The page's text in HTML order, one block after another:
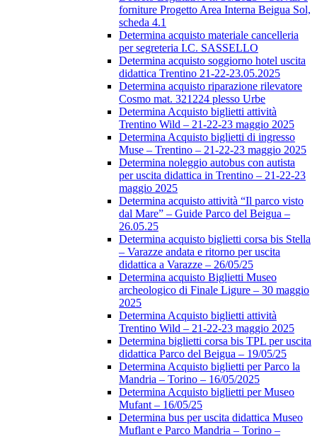
forniture Progetto Area Interna Beigua Sol,
scheda 4.1
Determina acquisto materiale cancelleria
per segreteria I.C. SASSELLO
Determina acquisto soggiorno hotel uscita
didattica Trentino 21-22-23.05.2025
Determina acquisto riparazione rilevatore
Cosmo mat. 321224 plesso Urbe
Determina Acquisto biglietti attività
Trentino Wild – 21-22-23 maggio 2025
Determina Acquisto biglietti di ingresso
Muse – Trentino – 21-22-23 maggio 2025
Determina noleggio autobus con autista
per uscita didattica in Trentino – 21-22-23
maggio 2025
Determina acquisto attività “Il parco visto
dal Mare” – Guide Parco del Beigua –
26.05.25
Determina acquisto biglietti corsa bis Stella
– Varazze andata e ritorno per uscita
didattica a Varazze – 26/05/25
Determina acquisto Biglietti Museo
archeologico di Finale Ligure – 30 maggio
2025
Determina Acquisto biglietti attività
Trentino Wild – 21-22-23 maggio 2025
Determina biglietti corsa bis TPL per uscita
didattica Parco del Beigua – 19/05/25
Determina Acquisto biglietti per Parco la
Mandria – Torino – 16/05/2025
Determina Acquisto biglietti per Museo
Mufant – 16/05/25
Determina bus per uscita didattica Museo
Muflant e Parco Mandria – Torino –